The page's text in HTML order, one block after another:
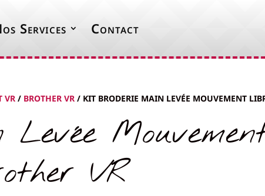
Services Contact
VR/ BROTHER VR/ KIT BRODERIE MAIN LEVÉE MOUVEMENT
VR